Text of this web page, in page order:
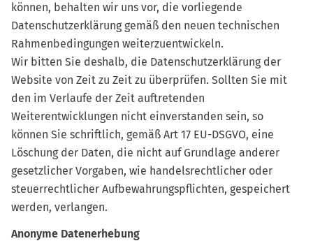
können, behalten wir uns vor, die vorliegende
Datenschutzerklärung gemäß den neuen technischen
Rahmenbedingungen weiterzuentwickeln.
Wir bitten Sie deshalb, die Datenschutzerklärung der
Website von Zeit zu Zeit zu überprüfen. Sollten Sie mit
den im Verlaufe der Zeit auftretenden
Weiterentwicklungen nicht einverstanden sein, so
können Sie schriftlich, gemäß Art 17 EU-DSGVO, eine
Löschung der Daten, die nicht auf Grundlage anderer
gesetzlicher Vorgaben, wie handelsrechtlicher oder
steuerrechtlicher Aufbewahrungspflichten, gespeichert
werden, verlangen.
Anonyme Datenerhebung